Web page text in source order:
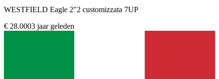
WESTFIELD Eagle 2"2 customizzata 7UP
€ 28.0003 jaar geleden